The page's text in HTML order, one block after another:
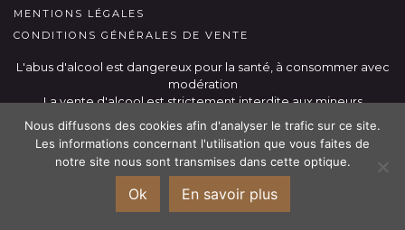
Offre du Mois : Domaine Mélody « Petite
Folie » 8,90€ la bouteille 🍷-10% à partir de 6
MENTIONS LÉGALES
CONDITIONS GÉNÉRALES DE VENTE
L'abus d'alcool est dangereux pour la santé, à consommer avec
modération
La vente d'alcool est strictement interdite aux mineurs
Nous diffusons des cookies afin d'analyser le trafic sur ce site.
Les informations concernant l'utilisation que vous faites de
notre site nous sont transmises dans cette optique.
Ok En savoir plus